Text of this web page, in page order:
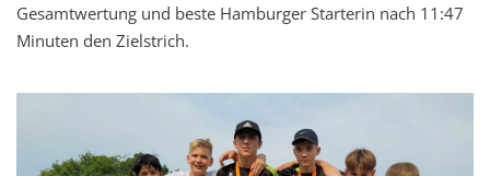
Gesamtwertung und beste Hamburger Starterin nach 11:47
Minuten den Zielstrich.